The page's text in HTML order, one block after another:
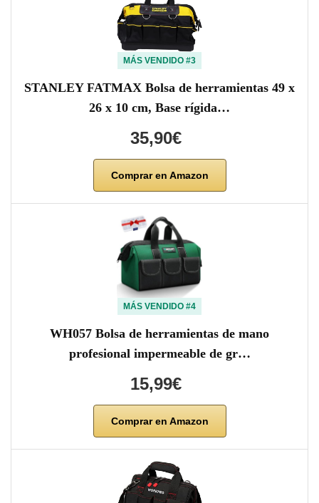
MÁS VENDIDO #3
STANLEY FATMAX Bolsa de herramientas 49 x
26 x 10 cm, Base rígida…
35,90€
Comprar en Amazon
MÁS VENDIDO #4
WH057 Bolsa de herramientas de mano
profesional impermeable de gr…
15,99€
Comprar en Amazon